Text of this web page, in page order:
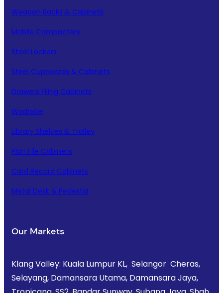
Weapon Racks & Cabinets
Mobile Compactors
Steel Lockers
Steel Cupboards & Cabinets
Drawers Filing Cabinets
Wadrobe
Library Shelves & Trolley
Plan File Cabinets
Card Record Cabinets
Metal Desk & Pedestal
Our Markets
Klang Valley: Kuala Lumpur KL, Selangor Cheras,
Selayang, Damansara Utama, Damansara Jaya,